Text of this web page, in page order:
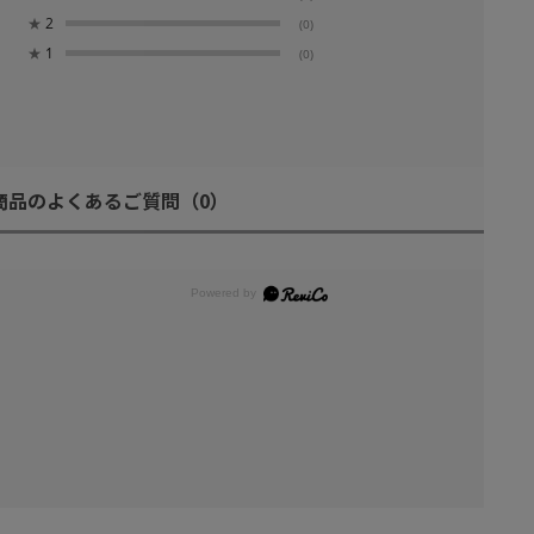
★ 2 (0)
★ 1 (0)
品のよくあるご質問 （0）